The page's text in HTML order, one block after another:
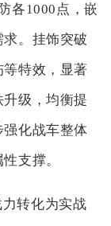
各1000点，嵌
。挂饰突破
特效，显著
级，均衡提
化战车整体
支撑。
转化为实战